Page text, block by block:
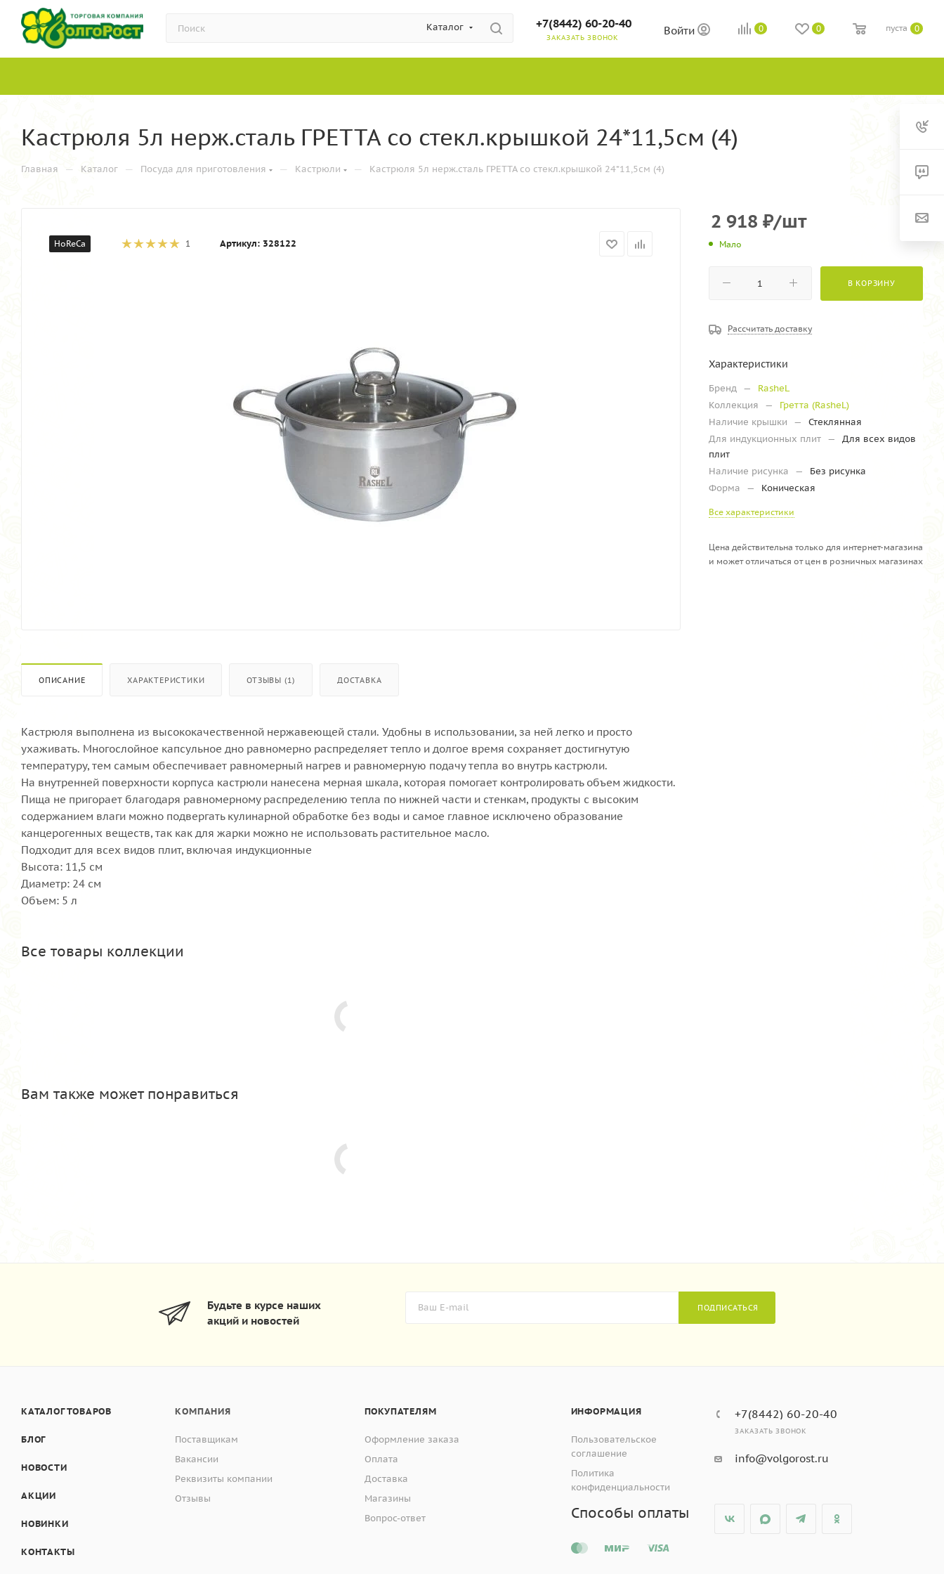
Каталог +7(8442) 60-20-40
ЗАКАЗАТЬ ЗВОНОК
Войти 0 0 0
пуста
Кастрюля 5л нерж.сталь ГРЕТТА со стекл.крышкой 24*11,5см (4)
Главная — Каталог — Посуда для приготовления — Кастрюли — Кастрюля 5л нерж.сталь ГРЕТТА со стекл.крышкой 24*11,5см (4)
HoReCa 1 Артикул: 328122
ОПИСАНИЕ ХАРАКТЕРИСТИКИ ОТЗЫВЫ (1) ДОСТАВКА
Кастрюля выполнена из высококачественной нержавеющей стали. Удобны в использовании, за ней легко и просто
ухаживать. Многослойное капсульное дно равномерно распределяет тепло и долгое время сохраняет достигнутую
температуру, тем самым обеспечивает равномерный нагрев и равномерную подачу тепла во внутрь кастрюли.
На внутренней поверхности корпуса кастрюли нанесена мерная шкала, которая помогает контролировать объем жидкости.
Пища не пригорает благодаря равномерному распределению тепла по нижней части и стенкам, продукты с высоким
содержанием влаги можно подвергать кулинарной обработке без воды и самое главное исключено образование
канцерогенных веществ, так как для жарки можно не использовать растительное масло.
Подходит для всех видов плит, включая индукционные
Высота: 11,5 см
Диаметр: 24 см
Объем: 5 л
Все товары коллекции
Вам также может понравиться
2 918 ₽/шт
Мало
В КОРЗИНУ
Рассчитать доставку
Характеристики
Бренд —
RasheL
Коллекция
—
Гретта (RasheL)
Наличие крышки
—
Стеклянная
Для индукционных плит —
Для всех видов
плит
Наличие рисунка
—
Без рисунка
Форма
— Коническая
Все характеристики
Цена действительна только для интернет-магазина
и может отличаться от цен в розничных магазинах
Будьте в курсе наших
акций и новостей
ПОДПИСАТЬСЯ
КАТАЛОГ ТОВАРОВ
БЛОГ
НОВОСТИ
АКЦИИ
НОВИНКИ
КОНТАКТЫ
КОМПАНИЯ
Поставщикам
Вакансии
Реквизиты компании
Отзывы
ПОКУПАТЕЛЯМ
Оформление заказа
Оплата
Доставка
Магазины
Вопрос-ответ
ИНФОРМАЦИЯ
Пользовательское
соглашение
Политика
конфиденциальности
Способы оплаты
+7(8442) 60-20-40
ЗАКАЗАТЬ ЗВОНОК
info@volgorost.ru